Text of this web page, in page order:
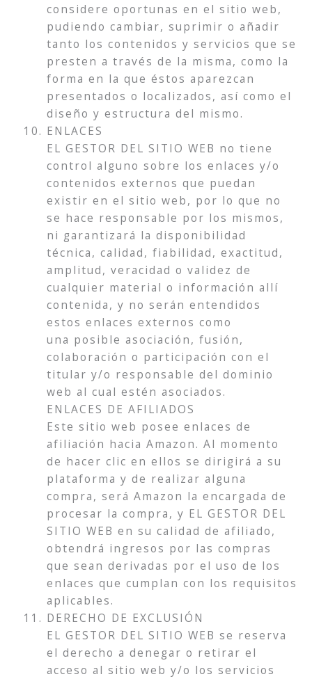
considere oportunas en el sitio web,
pudiendo cambiar, suprimir o añadir
tanto los contenidos y servicios que se
presten a través de la misma, como la
forma en la que éstos aparezcan
presentados o localizados, así como el
diseño y estructura del mismo.
ENLACES
EL GESTOR DEL SITIO WEB no tiene
control alguno sobre los enlaces y/o
contenidos externos que puedan
existir en el sitio web, por lo que no
se hace responsable por los mismos,
ni garantizará la disponibilidad
técnica, calidad, fiabilidad, exactitud,
amplitud, veracidad o validez de
cualquier material o información allí
contenida, y no serán entendidos
estos enlaces externos como
una posible asociación, fusión,
colaboración o participación con el
titular y/o responsable del dominio
web al cual estén asociados.
ENLACES DE AFILIADOS
Este sitio web posee enlaces de
afiliación hacia Amazon. Al momento
de hacer clic en ellos se dirigirá a su
plataforma y de realizar alguna
compra, será Amazon la encargada de
procesar la compra, y EL GESTOR DEL
SITIO WEB en su calidad de afiliado,
obtendrá ingresos por las compras
que sean derivadas por el uso de los
enlaces que cumplan con los requisitos
aplicables.
DERECHO DE EXCLUSIÓN
EL GESTOR DEL SITIO WEB se reserva
el derecho a denegar o retirar el
acceso al sitio web y/o los servicios